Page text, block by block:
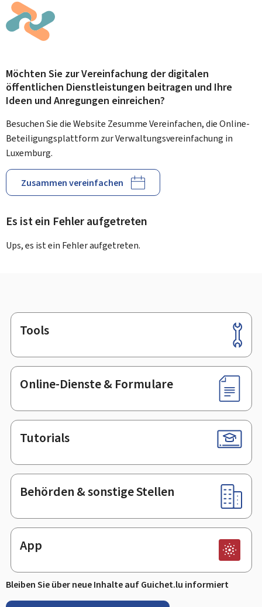
Möchten Sie zur Vereinfachung der digitalen
öffentlichen Dienstleistungen beitragen und Ihre
Ideen und Anregungen einreichen?
Besuchen Sie die Website Zesumme Vereinfachen, die Online-
Beteiligungsplattform zur Verwaltungsvereinfachung in
Luxemburg.
Zusammen vereinfachen
Es ist ein Fehler aufgetreten
Ups, es ist ein Fehler aufgetreten.
Footer
Tools
Online-Dienste & Formulare
Tutorials
Behörden & sonstige Stellen
App
Bleiben Sie über neue Inhalte auf Guichet.lu informiert